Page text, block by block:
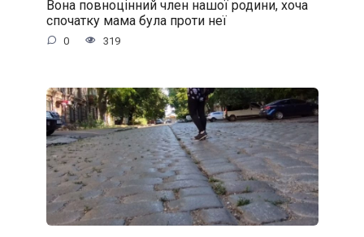
Вона повноцінний член нашої родини, хоча
спочатку мама була проти неї
0 319